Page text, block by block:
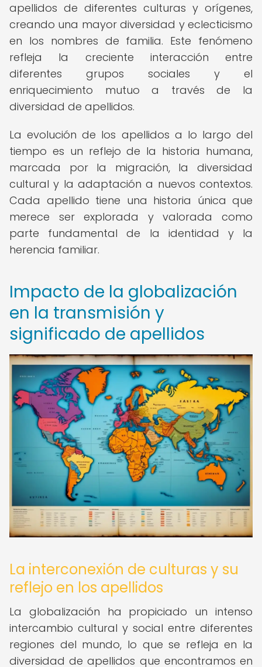
apellidos de diferentes culturas y orígenes,
creando una mayor diversidad y eclecticismo
en los nombres de familia. Este fenómeno
refleja la creciente interacción entre
diferentes grupos sociales y el
enriquecimiento mutuo a través de la
diversidad de apellidos.
La evolución de los apellidos a lo largo del
tiempo es un reflejo de la historia humana,
marcada por la migración, la diversidad
cultural y la adaptación a nuevos contextos.
Cada apellido tiene una historia única que
merece ser explorada y valorada como
parte fundamental de la identidad y la
herencia familiar.
Impacto de la globalización
en la transmisión y
significado de apellidos
La interconexión de culturas y su
reflejo en los apellidos
La globalización ha propiciado un intenso
intercambio cultural y social entre diferentes
regiones del mundo, lo que se refleja en la
diversidad de apellidos que encontramos en